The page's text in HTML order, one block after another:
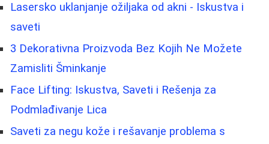
Lasersko uklanjanje ožiljaka od akni - Iskustva i
saveti
3 Dekorativna Proizvoda Bez Kojih Ne Možete
Zamisliti Šminkanje
Face Lifting: Iskustva, Saveti i Rešenja za
Podmlađivanje Lica
Saveti za negu kože i rešavanje problema s